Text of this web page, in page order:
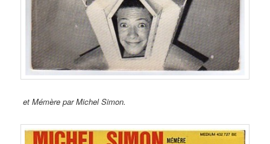
et Mémère par Michel Simon.